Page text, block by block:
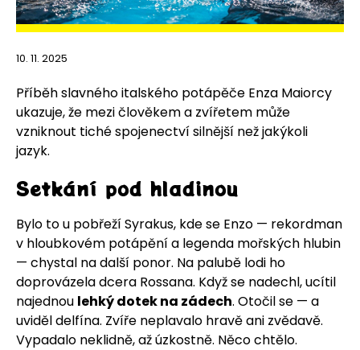
10. 11. 2025
Příběh slavného italského potápěče Enza Maiorcy
ukazuje, že mezi člověkem a zvířetem může
vzniknout tiché spojenectví silnější než jakýkoli
jazyk.
Setkání pod hladinou
Bylo to u pobřeží Syrakus, kde se Enzo — rekordman
v hloubkovém potápění a legenda mořských hlubin
— chystal na další ponor. Na palubě lodi ho
doprovázela dcera Rossana. Když se nadechl, ucítil
najednou lehký dotek na zádech. Otočil se — a
uviděl delfína. Zvíře neplavalo hravě ani zvědavě.
Vypadalo neklidně, až úzkostně. Něco chtělo.